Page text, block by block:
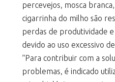
percevejos, mosca
cigarrinha do milho são
perdas de produtividade
devido ao uso excessivo
“Para contribuir com a
problemas, é indicado